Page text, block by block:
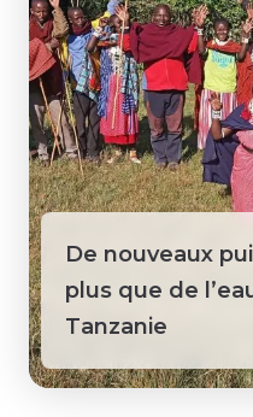
Sainte-Lucie
Sénégal
Suriname
Territoires du
De nouveaux
plus que de
Tanzanie